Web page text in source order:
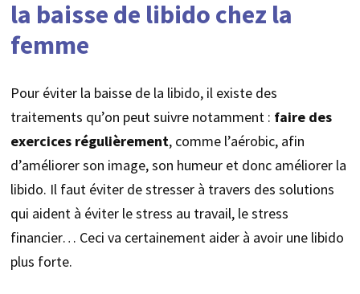
la baisse de libido chez la
femme
Pour éviter la baisse de la libido, il existe des
traitements qu’on peut suivre notamment : faire des
exercices régulièrement, comme l’aérobic, afin
d’améliorer son image, son humeur et donc améliorer la
libido. Il faut éviter de stresser à travers des solutions
qui aident à éviter le stress au travail, le stress
financier… Ceci va certainement aider à avoir une libido
plus forte.